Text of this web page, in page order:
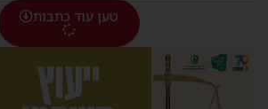
טען עוד כתבות